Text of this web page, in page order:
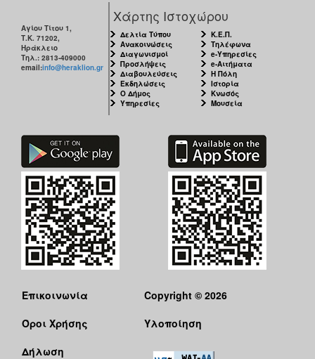
Αγίου Τίτου 1,
Τ.Κ. 71202,
Ηράκλειο
Τηλ.: 2813-409000
email:info@heraklion.gr
Χάρτης Ιστοχώρου
Δελτία Τύπου
Ανακοινώσεις
Διαγωνισμοί
Προσλήψεις
Διαβουλεύσεις
Εκδηλώσεις
Ο Δήμος
Υπηρεσίες
Κ.Ε.Π.
Τηλέφωνα
e-Υπηρεσίες
e-Αιτήματα
Η Πόλη
Ιστορία
Κνωσός
Μουσεία
Επικοινωνία
Όροι Χρήσης
Δήλωση
Copyright © 2026
Υλοποίηση